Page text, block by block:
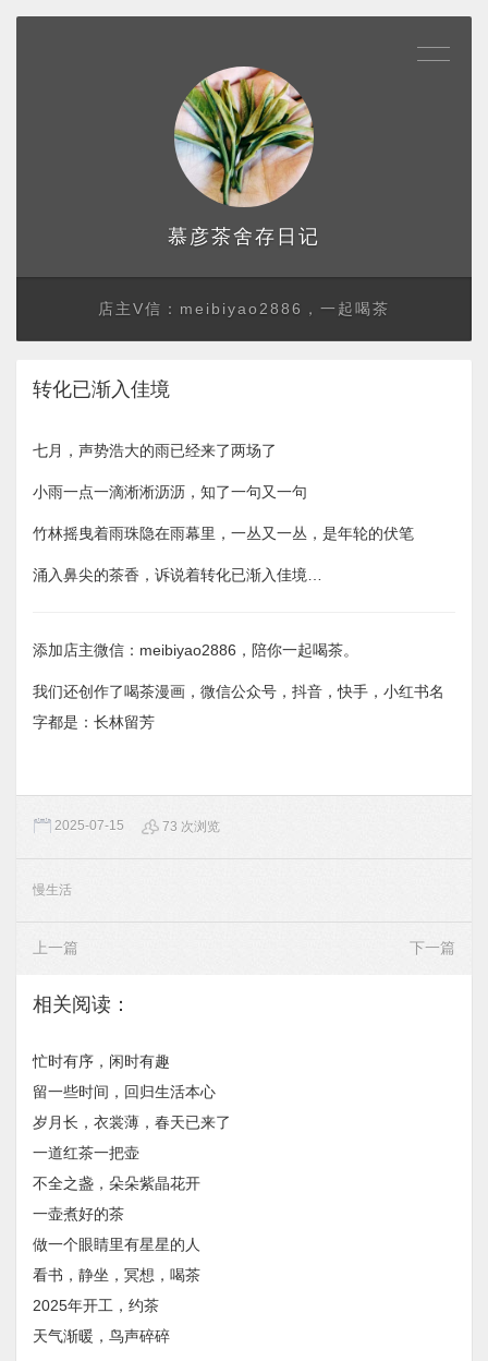
慕彦茶舍存日记
店主V信：meibiyao2886，一起喝茶
转化已渐入佳境
七月，声势浩大的雨已经来了两场了
小雨一点一滴淅淅沥沥，知了一句又一句
竹林摇曳着雨珠隐在雨幕里，一丛又一丛，是年轮的伏笔
涌入鼻尖的茶香，诉说着转化已渐入佳境…
添加店主微信：meibiyao2886，陪你一起喝茶。
我们还创作了喝茶漫画，微信公众号，抖音，快手，小红书名
字都是：长林留芳
2025-07-15 73 次浏览
慢生活
上一篇 下一篇
相关阅读：
忙时有序，闲时有趣
留一些时间，回归生活本心
岁月长，​衣裳薄，春天已来了
一道红茶一把壶
不全之盏，朵朵紫晶花开
一壶煮好的茶
做一个眼睛里有星星的人
看书，静坐，冥想，喝茶
2025年开工，约茶
天气渐暖，鸟声碎碎